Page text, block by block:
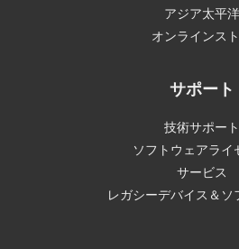
アジア太平洋
オンラインス
サポート
技術サポート
ソフトウェアライ
サービス
レガシーデバイス＆ソ